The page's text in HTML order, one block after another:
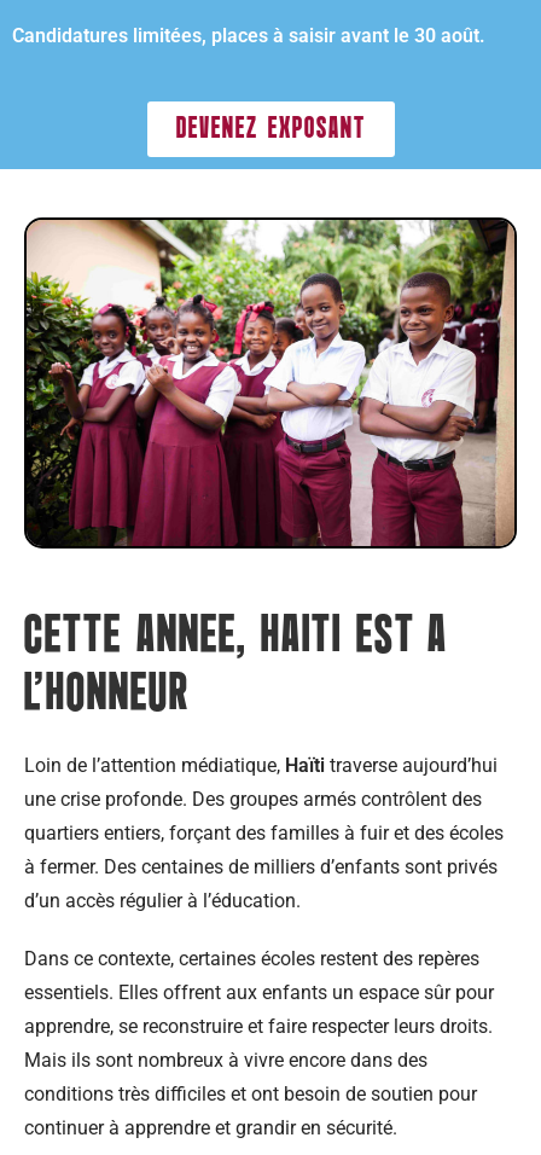
Candidatures limitées, places à saisir avant le 30 août.
DEVENEZ EXPOSANT
CETTE ANNEE, HAITI EST A
L'HONNEUR
Loin de l’attention médiatique, Haïti traverse aujourd’hui
une crise profonde. Des groupes armés contrôlent des
quartiers entiers, forçant des familles à fuir et des écoles
à fermer. Des centaines de milliers d’enfants sont privés
d’un accès régulier à l’éducation.
Dans ce contexte, certaines écoles restent des repères
essentiels. Elles offrent aux enfants un espace sûr pour
apprendre, se reconstruire et faire respecter leurs droits.
Mais ils sont nombreux à vivre encore dans des
conditions très difficiles et ont besoin de soutien pour
continuer à apprendre et grandir en sécurité.